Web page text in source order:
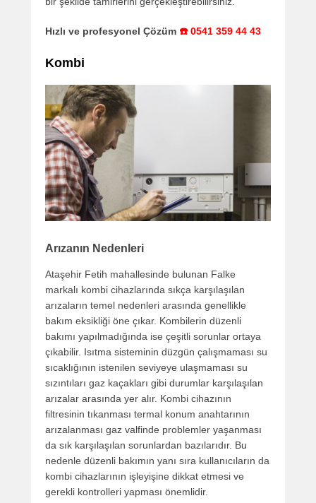
Hızlı ve profesyonel Çözüm ☎️ 0541 359 44 43
Kombi
Arızanın Nedenleri
Ataşehir Fetih mahallesinde bulunan Falke
markalı kombi cihazlarında sıkça karşılaşılan
arızaların temel nedenleri arasında genellikle
bakım eksikliği öne çıkar. Kombilerin düzenli
bakımı yapılmadığında ise çeşitli sorunlar ortaya
çıkabilir. Isıtma sisteminin düzgün çalışmaması su
sıcaklığının istenilen seviyeye ulaşmaması su
sızıntıları gaz kaçakları gibi durumlar karşılaşılan
arızalar arasında yer alır. Kombi cihazının
filtresinin tıkanması termal konum anahtarının
arızalanması gaz valfinde problemler yaşanması
da sık karşılaşılan sorunlardan bazılarıdır. Bu
nedenle düzenli bakımın yanı sıra kullanıcıların da
kombi cihazlarının işleyişine dikkat etmesi ve
gerekli kontrolleri yapması önemlidir.